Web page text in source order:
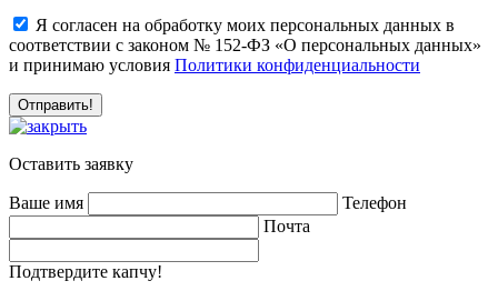
Я согласен на обработку моих персональных данных в
соответствии с законом № 152-ФЗ «О персональных данных»
и принимаю условия Политики конфиденциальности
Оставить заявку
Ваше имя
Телефон
Почта
Подтвердите капчу!